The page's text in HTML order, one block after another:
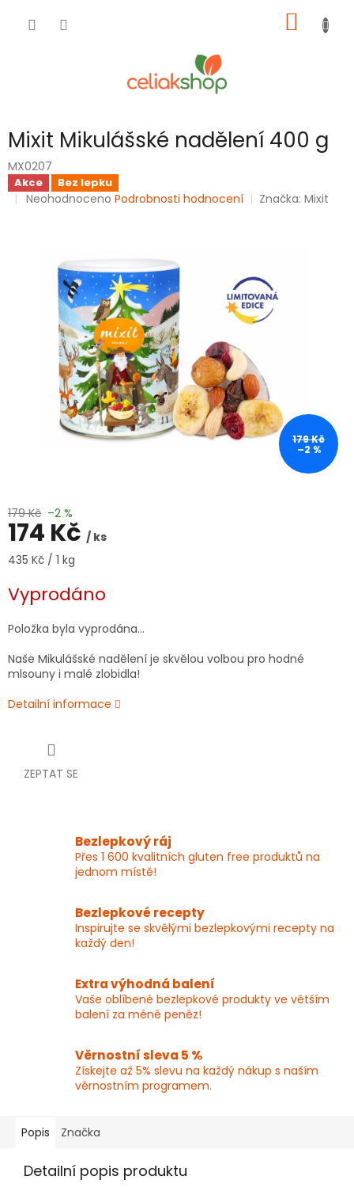
KOŠÍK
Mixit Mikulášské nadělení 400 g
MX0207
Akce Bez lepku
Průměrné
hvězdiček.
Neohodnoceno Podrobnosti hodnocení Značka: Mixit
179 Kč
–2 %
179 Kč –2 %
174 Kč / ks
Měrná
435 Kč / 1 kg
Vyprodáno
Položka byla vyprodána…
Naše Mikulášské nadělení je skvělou volbou pro hodné
mlsouny i malé zlobidla!
Detailní informace
ZEPTAT SE
Bezlepkový ráj
Přes 1 600 kvalitních gluten free produktů na
jednom místě!
Bezlepkové recepty
Inspirujte se skvělými bezlepkovými recepty na
každý den!
Extra výhodná balení
Vaše oblíbené bezlepkové produkty ve větším
balení za méně peněz!
Věrnostní sleva 5 %
Získejte až 5% slevu na každý nákup s naším
věrnostním programem.
Popis Značka
Detailní popis produktu